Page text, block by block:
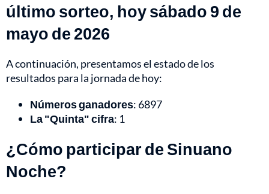
último sorteo, hoy sábado 9 de
mayo de 2026
A continuación, presentamos el estado de los
resultados para la jornada de hoy:
Números ganadores: 6897
La "Quinta" cifra: 1
¿Cómo participar de Sinuano
Noche?